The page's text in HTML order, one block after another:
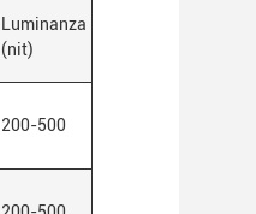
Luminanza
(nit)
200-500